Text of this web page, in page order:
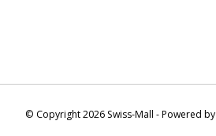
© Copyright 2026 Swiss-Mall - Powered by